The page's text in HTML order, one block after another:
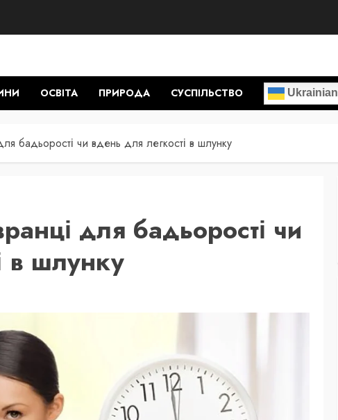
ОСВІТА ПРИРОДА СУСПІЛЬСТВО Ukrainian
бадьорості чи вдень для легкості в шлунку
для бадьорості чи
в шлунку